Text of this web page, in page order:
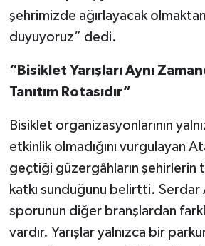
şehrimizde ağırlayacak
duyuyoruz” dedi.
“Bisiklet Yarışları Aynı
Tanıtım Rotasıdır”
Bisiklet organizasyonlarının
etkinlik olmadığını vurgulayan
geçtiği güzergâhların şehirlerin
katkı sunduğunu belirtti. Serdar
sporunun diğer branşlardan
vardır. Yarışlar yalnızca bir